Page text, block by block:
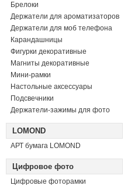
Брелоки
Держатели для ароматизаторов
Держатели для моб телефона
Карандашницы
Фигурки декоративные
Магниты декоративные
Мини-рамки
Настольные аксессуары
Подсвечники
Держатели-зажимы для фото
LOMOND
АРТ бумага LOMOND
Цифровое фото
Цифровые фоторамки